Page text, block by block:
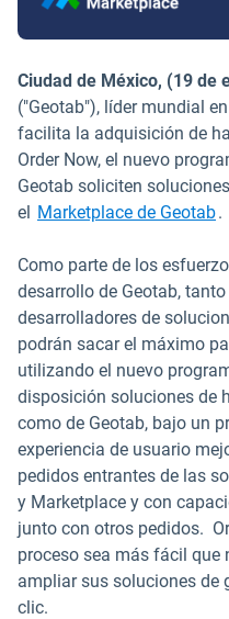
Ciudad de México, (19 de
("Geotab"), líder mundial
facilita la adquisición de
Order Now, el nuevo
Geotab soliciten
el Marketplace de Geotab.
Como parte de los
desarrollo de Geotab,
desarrolladores de
podrán sacar el máximo
utilizando el nuevo
disposición soluciones de
como de Geotab, bajo un
experiencia de usuario
pedidos entrantes de las
y Marketplace y con
junto con otros pedidos.
proceso sea más fácil que
ampliar sus soluciones de
clic.